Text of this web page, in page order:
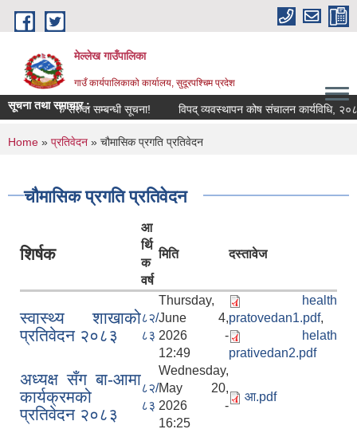
Skip to main content
मेल्लेख गाउँपालिका
गाउँ कार्यपालिकाको कार्यालय, सुदूरपश्चिम प्रदेश
सूचना तथा समाचार :
शिक्षक सरुवा सम्बन्धी सूचना! विपद् व्यवस्थापन कोष संचालन कार्यविधि, २०८३
You are here
Home » प्रतिवेदन » चौमासिक प्रगति प्रतिवेदन
चौमासिक प्रगति प्रतिवेदन
शिर्षक
आ
र्थि
क
वर्ष
मिति दस्तावेज
स्वास्थ्य शाखाको
प्रतिवेदन २०८३
८२/
८३
Thursday,
June 4,
2026 -
12:49
health
pratovedan1.pdf,
helath
prativedan2.pdf
अध्यक्ष सँग बा-आमा
कार्यक्रमको
प्रतिवेदन २०८३
८२/
८३
Wednesday,
May 20,
2026 -
16:25
आ.pdf